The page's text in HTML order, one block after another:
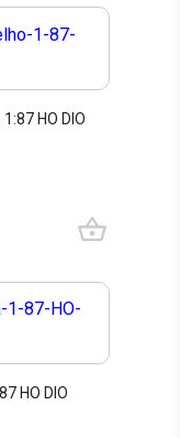
HO DIO
HO DIO